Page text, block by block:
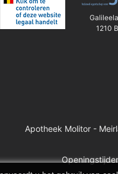
1210
Apotheek Molitor -